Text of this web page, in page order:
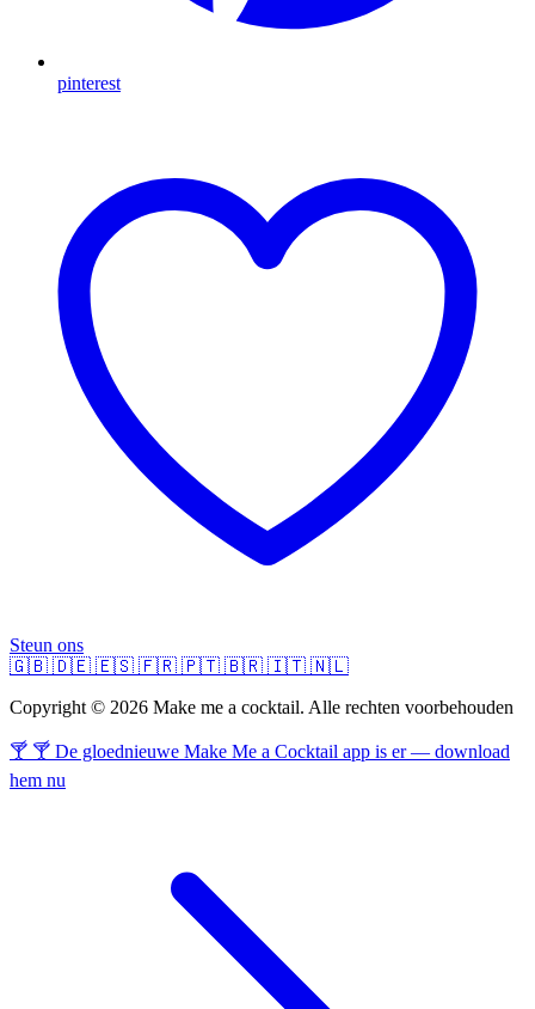
pinterest
Steun ons
🇬🇧 🇩🇪 🇪🇸 🇫🇷 🇵🇹 🇧🇷 🇮🇹 🇳🇱
Copyright © 2026 Make me a cocktail. Alle rechten voorbehouden
🍸 🍸 De gloednieuwe Make Me a Cocktail app is er — download
hem nu